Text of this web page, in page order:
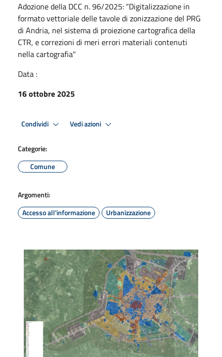
Adozione della DCC n. 96/2025: “Digitalizzazione in
formato vettoriale delle tavole di zonizzazione del PRG
di Andria, nel sistema di proiezione cartografica della
CTR, e correzioni di meri errori materiali contenuti
nella cartografia"
Data :
16 ottobre 2025
Condividi Vedi azioni
Categorie:
Comune
Argomenti:
Accesso all'informazione
Urbanizzazione